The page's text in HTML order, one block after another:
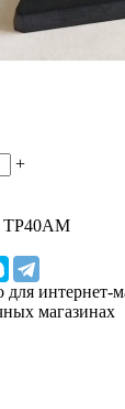
+
TP40AM
для интернет-
магазинах